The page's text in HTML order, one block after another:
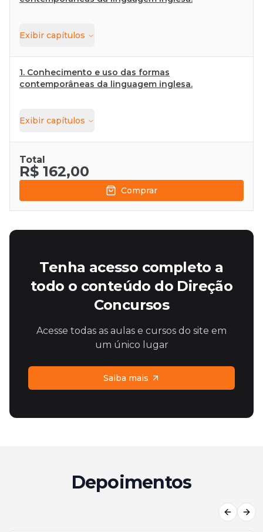
Exibir capítulos
1. Conhecimento e uso das formas
contemporâneas da linguagem inglesa.
Exibir capítulos
Total
R$ 162,00
Comprar
Tenha acesso completo a
todo o conteúdo do Direção
Concursos
Acesse todas as aulas e cursos do site em
um único lugar
Saiba mais
Depoimentos